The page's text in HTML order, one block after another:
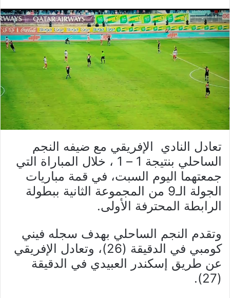
تعادل النادي الإفريقي مع ضيفه النجم
الساحلي بنتيجة 1 – 1 ، خلال المباراة التي
جمعتهما اليوم السبت، في قمة مباريات
الجولة الـ9 من المجموعة الثانية ببطولة
الرابطة المحترفة الأولى.
وتقدم النجم الساحلي بهدف سجله فيني
كومبي في الدقيقة (26)، وتعادل الإفريقي
عن طريق إسكندر العبيدي في الدقيقة
(27).